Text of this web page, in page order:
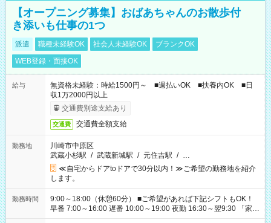
【オープニング募集】おばあちゃんのお散歩付
き添いも仕事の1つ
派遣 職種未経験OK 社会人未経験OK
ブランクOK
WEB登録・面接OK
給与
無資格未経験：時給1500円～ ■週払いOK ■扶養内OK ■日
収1万2000円以上
交通費別途支給あり
交通費 交通費全額支給
勤務地
川崎市中原区
武蔵小杉駅 / 武蔵新城駅 / 元住吉駅 / …
≪自宅からドアtoドアで30分以内！≫ご希望の勤務地を紹介
します。
勤務時間
9:00～18:00（休憩60分） ■ご希望があれば下記シフトもOK！
早番 7:00～16:00 遅番 10:00～19:00 夜勤 16:30～翌9:30 「家族
と休みを合わせたい」 「余裕を持って夕飯の準備がしたい」